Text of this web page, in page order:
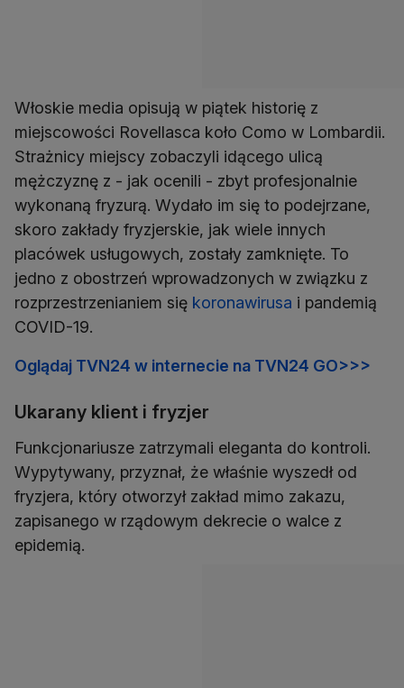
Włoskie media opisują w piątek historię z
miejscowości Rovellasca koło Como w Lombardii.
Strażnicy miejscy zobaczyli idącego ulicą
mężczyznę z - jak ocenili - zbyt profesjonalnie
wykonaną fryzurą. Wydało im się to podejrzane,
skoro zakłady fryzjerskie, jak wiele innych
placówek usługowych, zostały zamknięte. To
jedno z obostrzeń wprowadzonych w związku z
rozprzestrzenianiem się koronawirusa i pandemią
COVID-19.
Oglądaj TVN24 w internecie na TVN24 GO>>>
Ukarany klient i fryzjer
Funkcjonariusze zatrzymali eleganta do kontroli.
Wypytywany, przyznał, że właśnie wyszedł od
fryzjera, który otworzył zakład mimo zakazu,
zapisanego w rządowym dekrecie o walce z
epidemią.